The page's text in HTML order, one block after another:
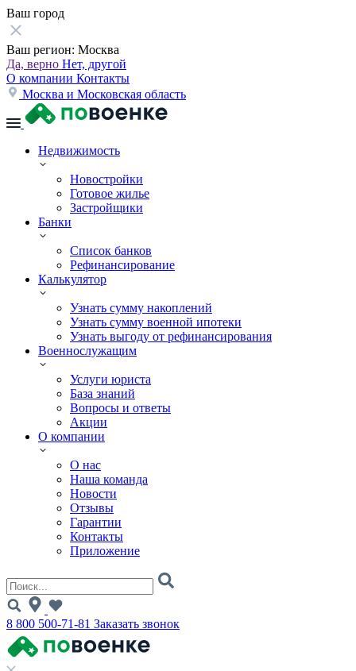
Ваш город
Ваш регион: Москва
Да, верно Нет, другой
О компании Контакты
Москва и Московская область
Недвижимость
Новостройки
Готовое жилье
Застройщики
Банки
Список банков
Рефинансирование
Калькулятор
Узнать сумму накоплений
Узнать сумму военной ипотеки
Узнать выгоду от рефинансирования
Военнослужащим
Услуги юриста
База знаний
Вопросы и ответы
Акции
О компании
О нас
Наша команда
Новости
Отзывы
Гарантии
Контакты
Приложение
8 800 500-71-81 Заказать звонок